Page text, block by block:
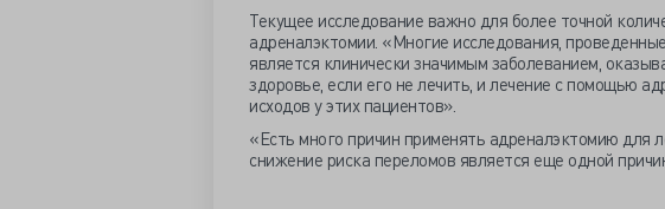
Текущее исследование важно для более точной
адреналэктомии. «Многие исследования,
является клинически значимым заболеванием,
здоровье, если его не лечить, и лечение с помощью
исходов у этих пациентов».
«Есть много причин применять адреналэктомию для
снижение риска переломов является еще одной